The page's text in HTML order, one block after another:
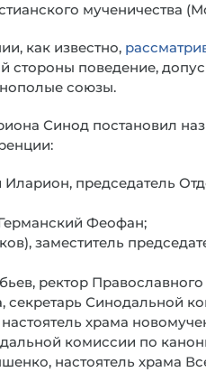
мученичества
как известно,
стороны поведение,
союзы.
Синод постановил
председатель
Феофан;
заместитель
ректор Православного
секретарь Синодальной
храма
комиссии по
настоятель храма